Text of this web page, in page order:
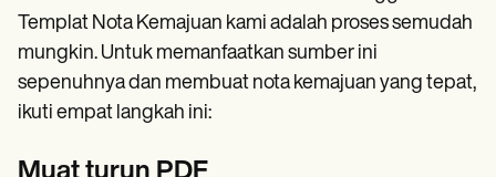
Templat Nota Kemajuan kami adalah proses semudah
mungkin. Untuk memanfaatkan sumber ini
sepenuhnya dan membuat nota kemajuan yang tepat,
ikuti empat langkah ini: